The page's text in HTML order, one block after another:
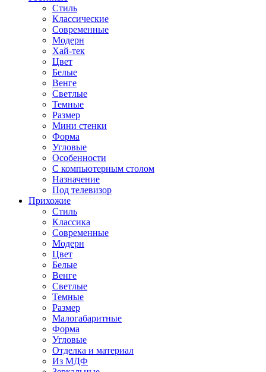
Стиль
Классические
Современные
Модерн
Хай-тек
Цвет
Белые
Венге
Светлые
Темные
Размер
Мини стенки
Форма
Угловые
Особенности
С компьютерным столом
Назначение
Под телевизор
Прихожие
Стиль
Классика
Современные
Модерн
Цвет
Белые
Венге
Светлые
Темные
Размер
Малогабаритные
Форма
Угловые
Отделка и материал
Из МДФ